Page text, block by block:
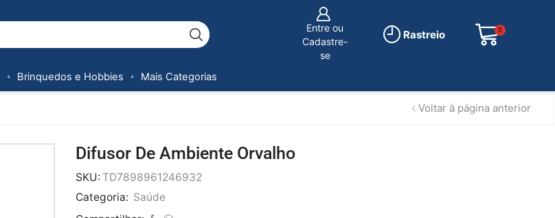
Entre ou
Cadastre-
se
Rastreio 0
Brinquedos e Hobbies Mais Categorias
Voltar à página anterior
Difusor De Ambiente Orvalho
SKU: TD7898961246932
Categoria: Saúde